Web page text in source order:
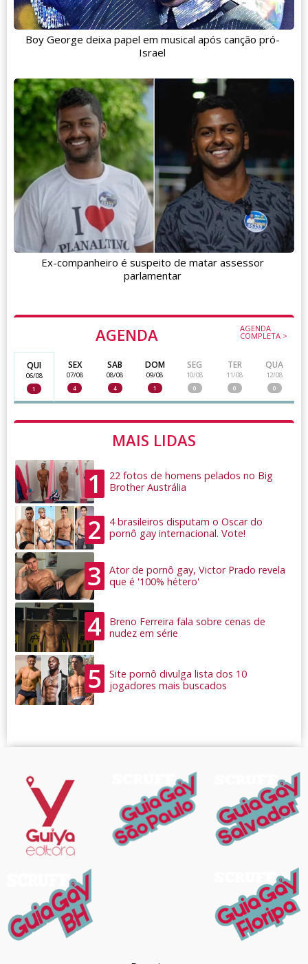
AGENDA AGENDA
COMPLETA >
QUI
06/08
1
SEX
07/08
4
SAB
08/08
4
DOM
09/08
1
SEG
10/08
0
TER
11/08
0
QUA
12/08
0
MAIS LIDAS
1
22 fotos de homens pelados no Big
Brother Austrália
2
4 brasileiros disputam o Oscar do
pornô gay internacional. Vote!
3
Ator de pornô gay, Victor Prado revela
que é '100% hétero'
4
Breno Ferreira fala sobre cenas de
nudez em série
5
Site pornô divulga lista dos 10
jogadores mais buscados
Boy George deixa papel em musical após canção pró-
Israel
Ex-companheiro é suspeito de matar assessor
parlamentar